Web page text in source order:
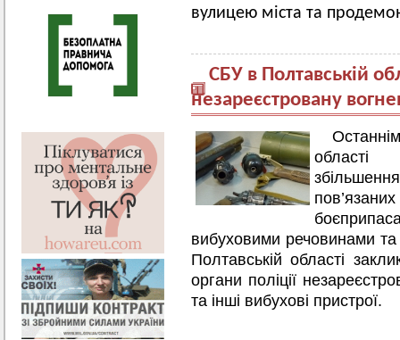
вулицею міста та
СБУ в Полтавській
незареєстровану
області
вибуховими речовинами
Полтавській області
органи поліції
та інші вибухові пристрої.